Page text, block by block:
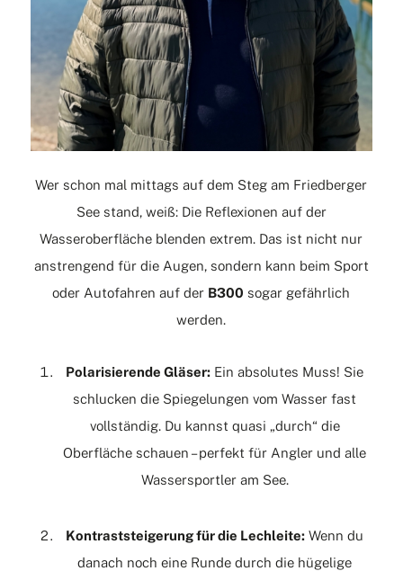
Wer schon mal mittags auf dem Steg am Friedberger
See stand, weiß: Die Reflexionen auf der
Wasseroberfläche blenden extrem. Das ist nicht nur
anstrengend für die Augen, sondern kann beim Sport
oder Autofahren auf der B300 sogar gefährlich
werden.
Polarisierende Gläser: Ein absolutes Muss! Sie
schlucken die Spiegelungen vom Wasser fast
vollständig. Du kannst quasi „durch“ die
Oberfläche schauen – perfekt für Angler und alle
Wassersportler am See.
Kontraststeigerung für die Lechleite: Wenn du
danach noch eine Runde durch die hügelige